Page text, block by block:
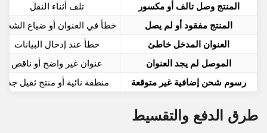
المنتج وصل تالف أو مكسور
تلف أثناء النقل
المنتج مفقود أو لم يصل
خطأ في العنوان أو ضياع
العنوان المدخل خاطئ
خطأ عند إدخال البيانات
الموصل لم يجد العنوان
عنوان غير واضح أو ناقص
رسوم شحن إضافية غير متوقعة
منطقة نائية أو منتج ثقيل جداً
طرق الدفع والتقسيط